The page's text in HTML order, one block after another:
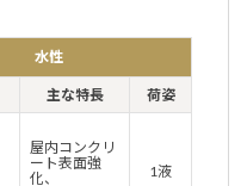
水性
主な特長 荷姿
屋内コンクリ
ート表面強
化、
1液